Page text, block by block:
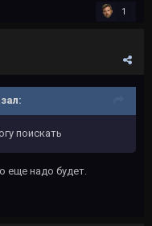
1
поискать
еще надо будет.